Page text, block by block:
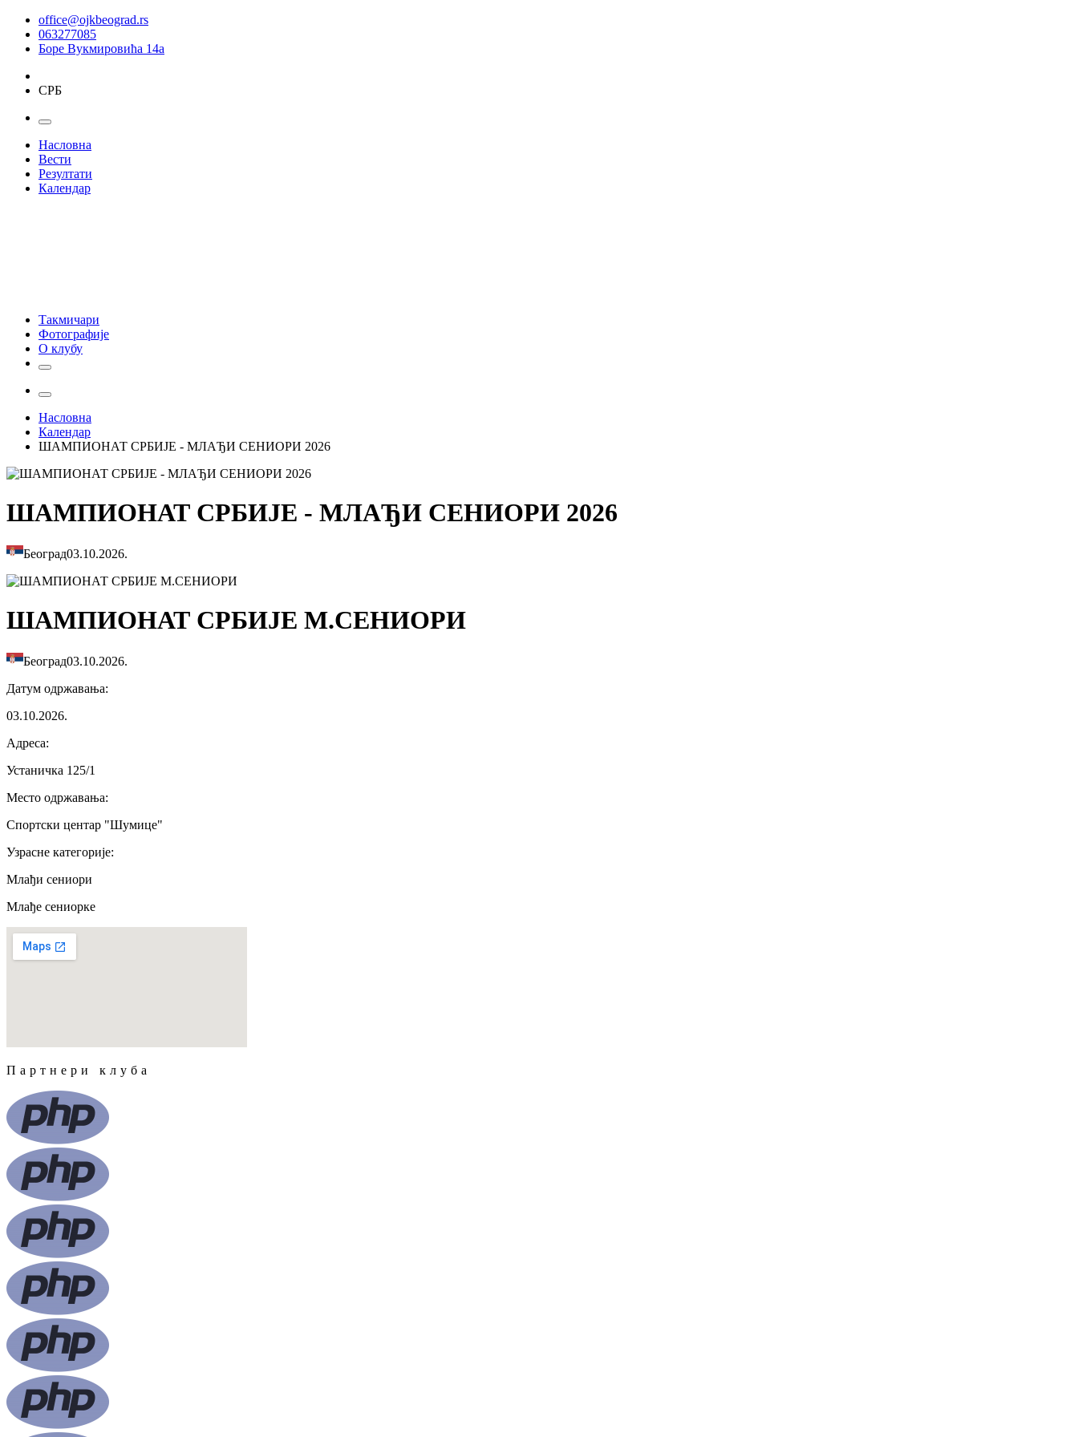
office@ojkbeograd.rs
063277085
Боре Вукмировића 14а
СРБ
Насловна
Вести
Резултати
Календар
Такмичари
Фотографије
О клубу
Насловна
Календар
ШАМПИОНАТ СРБИЈЕ - МЛАЂИ СЕНИОРИ 2026
ШАМПИОНАТ СРБИЈЕ - МЛАЂИ СЕНИОРИ 2026
Београд03.10.2026.
ШАМПИОНАТ СРБИЈЕ М.СЕНИОРИ
Београд03.10.2026.
Датум одржавања:
03.10.2026.
Адреса:
Устаничка 125/1
Место одржавања:
Спортски центар "Шумице"
Узрасне категорије:
Млађи сениори
Млађе сениорке
Партнери клуба